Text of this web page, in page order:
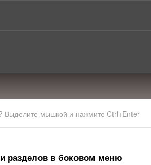
Выделите мышкой и нажмите Ctrl+Enter
разделов в боковом меню